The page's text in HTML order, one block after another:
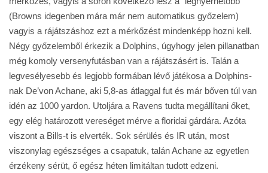
(Browns idegenben mára már nem automatikus győzelem)
vagyis a rájátszáshoz ezt a mérkőzést mindenképp hozni kell.
Négy győzelemből érkezik a Dolphins, úgyhogy jelen pillanatban
még komoly versenyfutásban van a rájátszásért is. Talán a
legvesélyesebb és legjobb formában lévő játékosa a Dolphins-
nak De’von Achane, aki 5,8-as átlaggal fut és már bőven túl van
idén az 1000 yardon. Utoljára a Ravens tudta megállítani őket,
egy elég határozott vereséget mérve a floridai gárdára. Azóta
viszont a Bills-t is elverték. Sok sérülés és IR után, most
viszonylag egészséges a csapatuk, talán Achane az egyetlen
érzékeny sérüt, ő egész héten limitáltan tudott edzeni.